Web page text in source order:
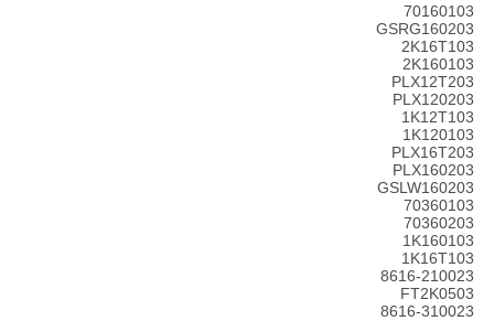
70160103
GSRG160203
2K16T103
2K160103
PLX12T203
PLX120203
1K12T103
1K120103
PLX16T203
PLX160203
GSLW160203
70360103
70360203
1K160103
1K16T103
8616-210023
FT2K0503
8616-310023